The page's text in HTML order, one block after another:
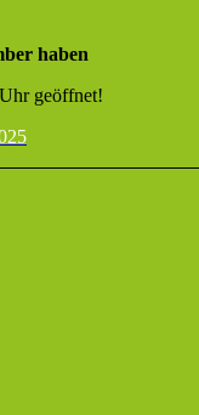
haben
geöffnet!